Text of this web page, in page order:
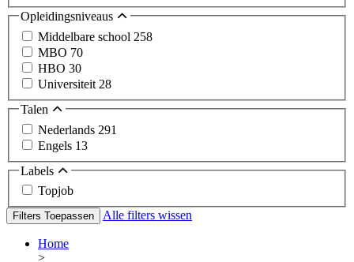
Opleidingsniveaus
Middelbare school 258
MBO 70
HBO 30
Universiteit 28
Talen
Nederlands 291
Engels 13
Labels
Topjob
Filters Toepassen Alle filters wissen
Home
>